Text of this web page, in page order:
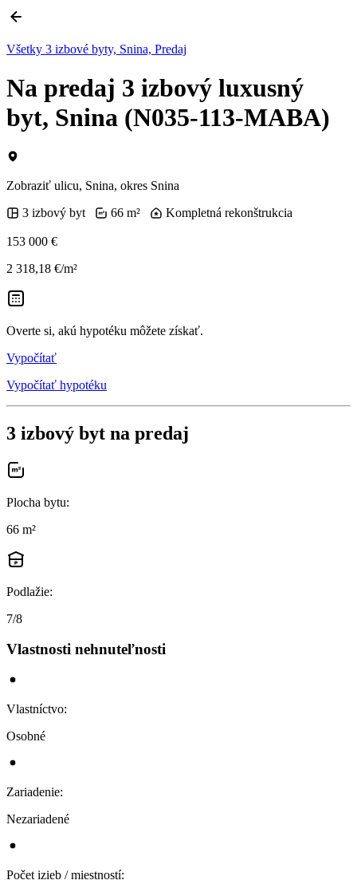
Všetky 3 izbové byty, Snina, Predaj
Na predaj 3 izbový luxusný
byt, Snina (N035-113-MABA)
Zobraziť ulicu, Snina, okres Snina
3 izbový byt
66 m² Kompletná rekonštrukcia
153 000 €
2 318,18 €/m²
Overte si, akú hypotéku môžete získať.
Vypočítať
Vypočítať hypotéku
3 izbový byt na predaj
Plocha bytu:
66 m²
Podlažie:
7/8
Vlastnosti nehnuteľnosti
Vlastníctvo:
Osobné
Zariadenie:
Nezariadené
Počet izieb / miestností: